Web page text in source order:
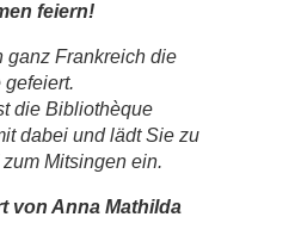
feiern!
Frankreich die
gefeiert.
die Bibliothèque
dabei und lädt Sie zu
Mitsingen ein.
von Anna Mathilda